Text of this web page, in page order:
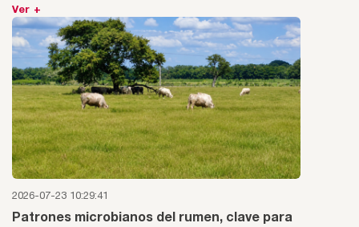
Ver +
2026-07-23 10:29:41
Patrones microbianos del rumen, clave para